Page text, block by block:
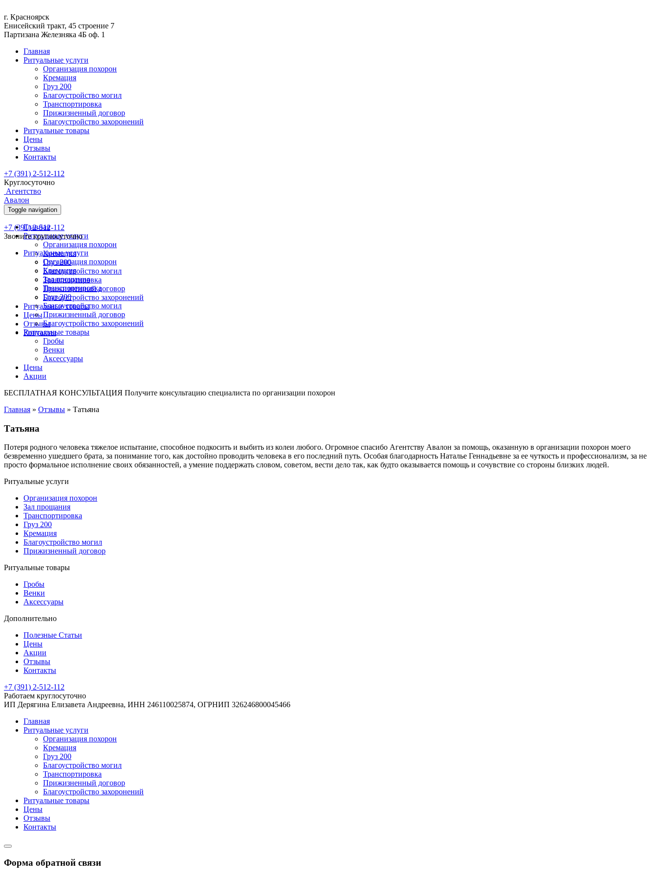
г. Красноярск
Енисейский тракт, 45 строение 7
Партизана Железняка 4Б оф. 1
Главная
Ритуальные услуги
Организация похорон
Кремация
Груз 200
Благоустройство могил
Транспортировка
Прижизненный договор
Благоустройство захоронений
Ритуальные товары
Цены
Отзывы
Контакты
+7 (391) 2-512-112
Круглосуточно
Агентство
Авалон
Toggle navigation
Главная
Ритуальные услуги
Организация похорон
Кремация
Груз 200
Благоустройство могил
Транспортировка
Прижизненный договор
Благоустройство захоронений
Ритуальные товары
Цены
Отзывы
Контакты
+7 (391) 2-512-112
Звоните круглосуточно
Ритуальные услуги
Организация похорон
Кремация
Зал прощания
Транспортировка
Груз 200
Благоустройство могил
Прижизненный договор
Благоустройство захоронений
Ритуальные товары
Гробы
Венки
Аксессуары
Цены
Акции
БЕСПЛАТНАЯ КОНСУЛЬТАЦИЯ Получите консультацию специалиста по организации похорон
Главная » Отзывы » Татьяна
Татьяна
Потеря родного человека тяжелое испытание, способное подкосить и выбить из колеи любого. Огромное спасибо Агентству Авалон за помощь, оказанную в организации похорон моего
безвременно ушедшего брата, за понимание того, как достойно проводить человека в его последний путь. Особая благодарность Наталье Геннадьевне за ее чуткость и профессионализм, за не
просто формальное исполнение своих обязанностей, а умение поддержать словом, советом, вести дело так, как будто оказывается помощь и сочувствие со стороны близких людей.
Ритуальные услуги
Организация похорон
Зал прощания
Транспортировка
Груз 200
Кремация
Благоустройство могил
Прижизненный договор
Ритуальные товары
Гробы
Венки
Аксессуары
Дополнительно
Полезные Статьи
Цены
Акции
Отзывы
Контакты
+7 (391) 2-512-112
Работаем круглосуточно
ИП Дерягина Елизавета Андреевна, ИНН 246110025874, ОГРНИП 326246800045466
Главная
Ритуальные услуги
Организация похорон
Кремация
Груз 200
Благоустройство могил
Транспортировка
Прижизненный договор
Благоустройство захоронений
Ритуальные товары
Цены
Отзывы
Контакты
Форма обратной связи